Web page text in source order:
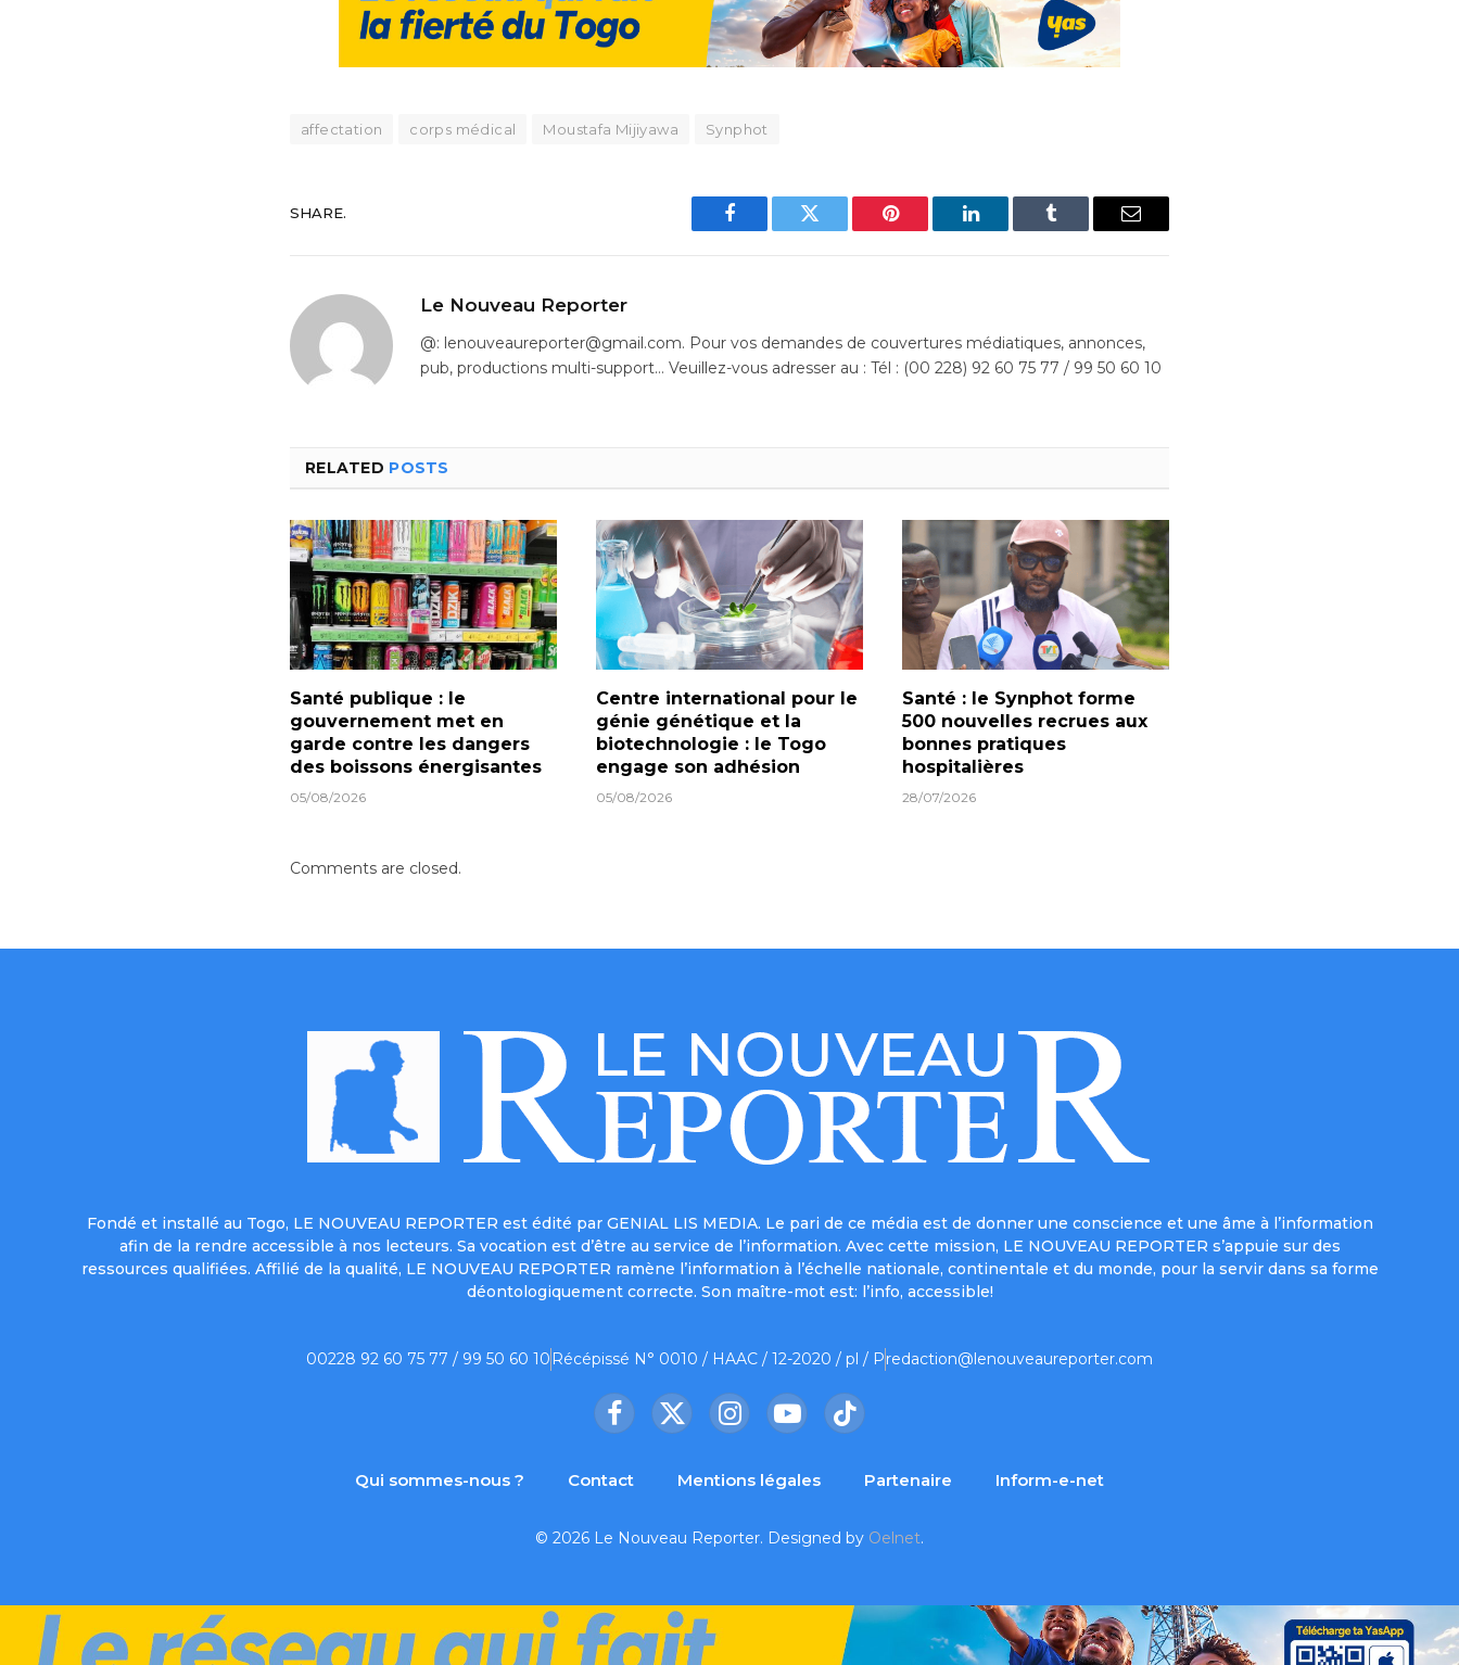
affectation corps médical Moustafa Mijiyawa Synphot
SHARE.
Facebook Twitter Pinterest LinkedIn Tumblr Email
Le Nouveau Reporter
@: lenouveaureporter@gmail.com. Pour vos demandes de couvertures médiatiques, annonces,
pub, productions multi-support… Veuillez-vous adresser au : Tél : (00 228) 92 60 75 77 / 99 50 60 10
RELATED POSTS
Santé publique : le
gouvernement met en
garde contre les dangers
des boissons énergisantes
05/08/2026
Centre international pour le
génie génétique et la
biotechnologie : le Togo
engage son adhésion
05/08/2026
Santé : le Synphot forme
500 nouvelles recrues aux
bonnes pratiques
hospitalières
28/07/2026
Comments are closed.
Fondé et installé au Togo, LE NOUVEAU REPORTER est édité par GENIAL LIS MEDIA. Le pari de ce média est de donner une conscience et une âme à l’information
afin de la rendre accessible à nos lecteurs. Sa vocation est d’être au service de l’information. Avec cette mission, LE NOUVEAU REPORTER s’appuie sur des
ressources qualifiées. Affilié de la qualité, LE NOUVEAU REPORTER ramène l’information à l’échelle nationale, continentale et du monde, pour la servir dans sa forme
déontologiquement correcte. Son maître-mot est: l’info, accessible!
00228 92 60 75 77 / 99 50 60 10 Récépissé N° 0010 / HAAC / 12-2020 / pl / Predaction@lenouveaureporter.com
Facebook
X
InstagramYouTubeTikTok
Qui sommes-nous ? Contact Mentions légales Partenaire Inform-e-net
© 2026 Le Nouveau Reporter. Designed by Oelnet.